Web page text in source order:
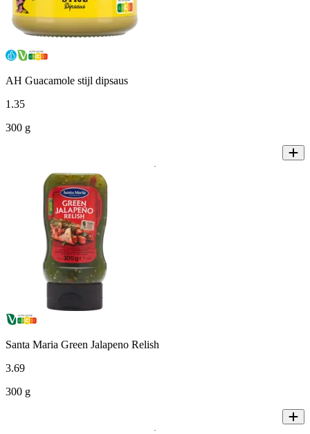
AH Guacamole stijl dipsaus
1 .35
300 g
Santa Maria Green Jalapeno Relish
3.69
300 g